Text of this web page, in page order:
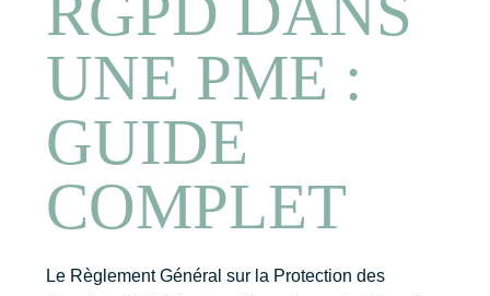
UNE PME :
GUIDE
COMPLET
Le Règlement Général sur la Protection des